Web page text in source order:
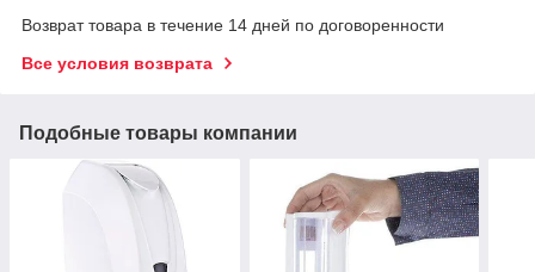
Возврат товара в течение 14 дней по договоренности
Все условия возврата
Подобные товары компании